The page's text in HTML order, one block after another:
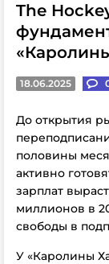
The
18.06.2025
До открытия
половины
активно
зарплат
миллионов в
свободы в
У «Каролины